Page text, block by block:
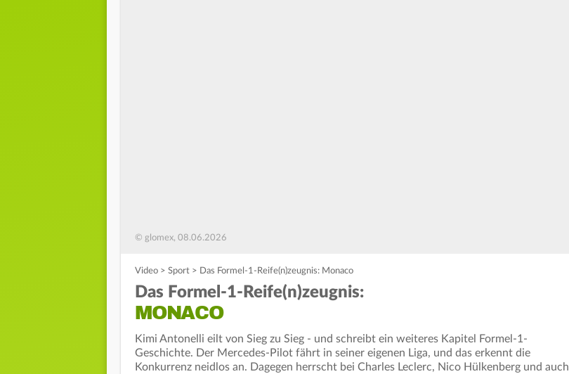
© glomex, 08.06.2026
Video > Sport > Das Formel-1-Reife(n)zeugnis: Monaco
Das Formel-1-Reife(n)zeugnis:
MONACO
Kimi Antonelli eilt von Sieg zu Sieg - und schreibt ein weiteres Kapitel Formel-1-
Geschichte. Der Mercedes-Pilot fährt in seiner eigenen Liga, und das erkennt die
Konkurrenz neidlos an. Dagegen herrscht bei Charles Leclerc, Nico Hülkenberg und auch